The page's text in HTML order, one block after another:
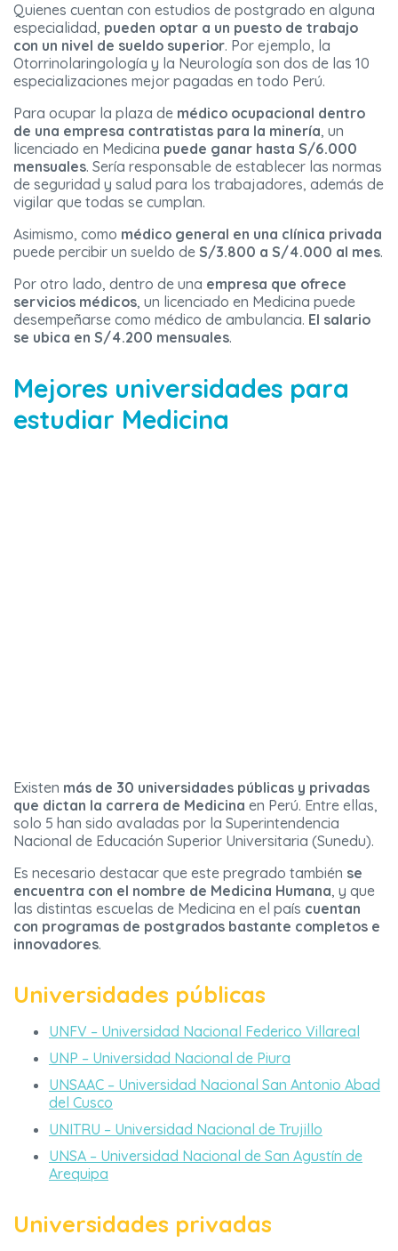
Quienes cuentan con estudios de postgrado en alguna
especialidad, pueden optar a un puesto de trabajo
con un nivel de sueldo superior. Por ejemplo, la
Otorrinolaringología y la Neurología son dos de las 10
especializaciones mejor pagadas en todo Perú.
Para ocupar la plaza de médico ocupacional dentro
de una empresa contratistas para la minería, un
licenciado en Medicina puede ganar hasta S/6.000
mensuales. Sería responsable de establecer las normas
de seguridad y salud para los trabajadores, además de
vigilar que todas se cumplan.
Asimismo, como médico general en una clínica privada
puede percibir un sueldo de S/3.800 a S/4.000 al mes.
Por otro lado, dentro de una empresa que ofrece
servicios médicos, un licenciado en Medicina puede
desempeñarse como médico de ambulancia. El salario
se ubica en S/4.200 mensuales.
Mejores universidades para
estudiar Medicina
Existen más de 30 universidades públicas y privadas
que dictan la carrera de Medicina en Perú. Entre ellas,
solo 5 han sido avaladas por la Superintendencia
Nacional de Educación Superior Universitaria (Sunedu).
Es necesario destacar que este pregrado también se
encuentra con el nombre de Medicina Humana, y que
las distintas escuelas de Medicina en el país cuentan
con programas de postgrados bastante completos e
innovadores.
Universidades públicas
UNFV – Universidad Nacional Federico Villareal
UNP – Universidad Nacional de Piura
UNSAAC – Universidad Nacional San Antonio Abad
del Cusco
UNITRU – Universidad Nacional de Trujillo
UNSA – Universidad Nacional de San Agustín de
Arequipa
Universidades privadas